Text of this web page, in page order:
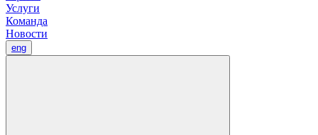
Услуги
Команда
Новости
eng